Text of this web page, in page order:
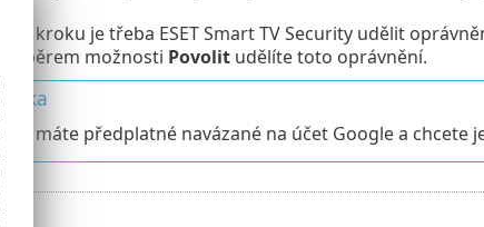
kroku je třeba ESET Smart TV Security udělit
Výběrem možnosti Povolitudělíte toto oprávnění.
již máte předplatné navázané na účet Google a chcete